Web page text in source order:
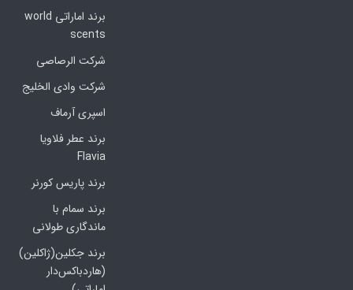
برند اماراتی world
scents
شرکت الرصاصی
شرکت وادی الخلیج
اسپری آرماف
برند عطر فلاویا
Flavia
برند پاریس کورنر
برند سمام با
ماندگاری طولانی
برند جکلین(ژاکلین)
(هاردباکس‌دار